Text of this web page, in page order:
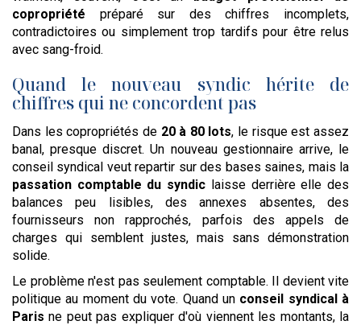
copropriété préparé sur des chiffres incomplets,
contradictoires ou simplement trop tardifs pour être relus
avec sang-froid.
Quand le nouveau syndic hérite de
chiffres qui ne concordent pas
Dans les copropriétés de 20 à 80 lots, le risque est assez
banal, presque discret. Un nouveau gestionnaire arrive, le
conseil syndical veut repartir sur des bases saines, mais la
passation comptable du syndic laisse derrière elle des
balances peu lisibles, des annexes absentes, des
fournisseurs non rapprochés, parfois des appels de
charges qui semblent justes, mais sans démonstration
solide.
Le problème n'est pas seulement comptable. Il devient vite
politique au moment du vote. Quand un conseil syndical à
Paris ne peut pas expliquer d'où viennent les montants, la